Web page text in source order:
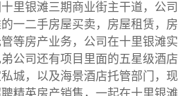
里银滩三期商业街主干道，公司
一二手房屋买卖，房屋租赁，房
等房产业务，公司在十里银滩实
公司还有项目里面的五星级酒店
城，以及海景酒店托管部门，现